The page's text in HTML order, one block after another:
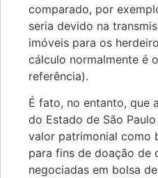
comparado, por
seria devido na
imóveis para os
cálculo normalmente é
referência).
É fato, no entanto, que
do Estado de São
valor patrimonial como
para fins de doação de
negociadas em bolsa